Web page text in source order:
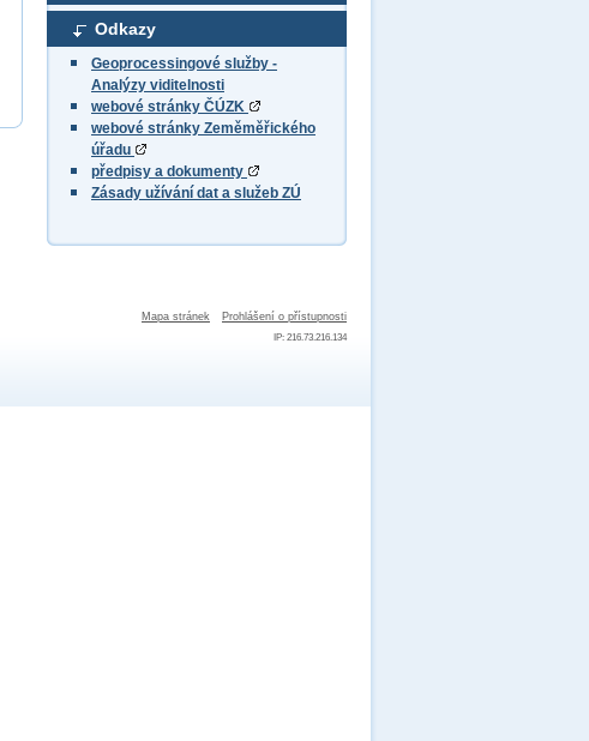
Odkazy
Geoprocessingové služby -
Analýzy viditelnosti
webové stránky ČÚZK
webové stránky Zeměměřického
úřadu
předpisy a dokumenty
Zásady užívání dat a služeb ZÚ
Mapa stránek Prohlášení o přístupnosti
IP: 216.73.216.134